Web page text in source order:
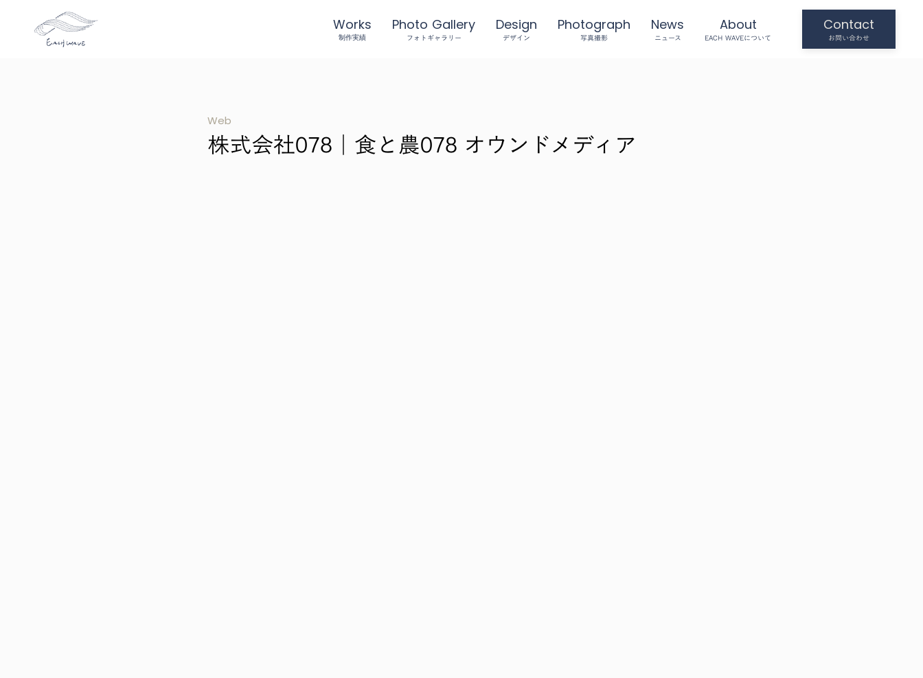
Works
制作実績
Photo Gallery
フォトギャラリー
Design
デザイン
Photograph
写真撮影
News
ニュース
About
EACH WAVEについて
Contact
お問い合わせ
Web
株式会社078｜食と農078 オウンドメディア